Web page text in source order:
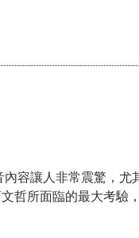
容讓人非常震驚，尤
哲所面臨的最大考驗